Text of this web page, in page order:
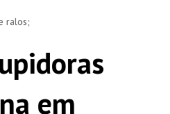
ralos;
em